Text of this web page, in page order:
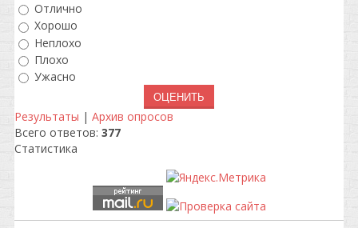
Отлично
Хорошо
Неплохо
Плохо
Ужасно
Результаты | Архив опросов
Всего ответов: 377
Статистика